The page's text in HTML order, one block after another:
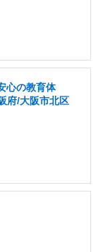
心の教育体
府/大阪市北区